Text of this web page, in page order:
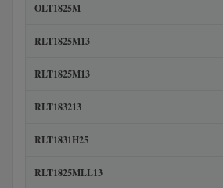
OLT1825M
RLT1825M13
RLT1825M13
RLT183213
RLT1831H25
RLT1825MLL13